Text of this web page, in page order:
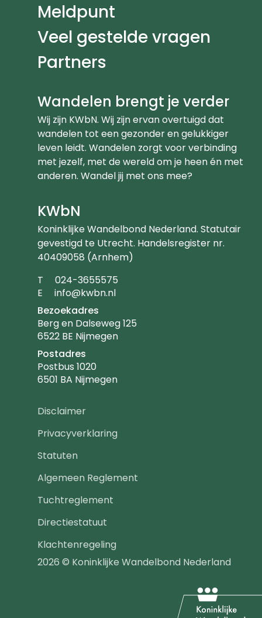
Meldpunt
Veel gestelde vragen
Partners
Wandelen brengt je verder
Wij zijn KWbN. Wij zijn ervan overtuigd dat
wandelen tot een gezonder en gelukkiger
leven leidt. Wandelen zorgt voor verbinding
met jezelf, met de wereld om je heen én met
anderen. Wandel jij met ons mee?
KWbN
Koninklijke Wandelbond Nederland. Statutair
gevestigd te Utrecht. Handelsregister nr.
40409058 (Arnhem)
T Telefoonnummer
024-3655575
E Emailadres
info@kwbn.nl
Bezoekadres
Berg en Dalseweg 125
6522 BE Nijmegen
Postadres
Postbus 1020
6501 BA Nijmegen
2026 © Koninklijke Wandelbond Nederland
Footer
navigatie
Disclaimer
Privacyverklaring
Statuten
Algemeen Reglement
Tuchtreglement
Directiestatuut
Klachtenregeling